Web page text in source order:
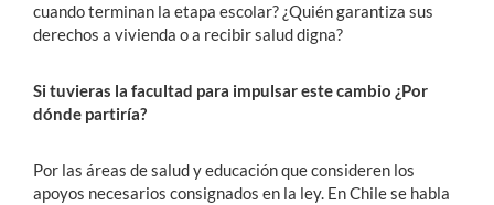
cuando terminan la etapa escolar? ¿Quién garantiza sus
derechos a vivienda o a recibir salud digna?
Si tuvieras la facultad para impulsar este cambio ¿Por
dónde partiría?
Por las áreas de salud y educación que consideren los
apoyos necesarios consignados en la ley. En Chile se habla